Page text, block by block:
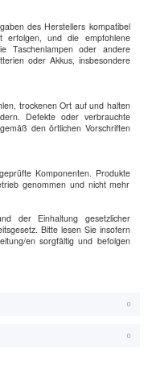
des Herstellers kompatibel
erfolgen, und die empfohlene
Taschenlampen oder andere
oder Akkus, insbesondere
trockenen Ort auf und halten
Defekte oder verbrauchte
den örtlichen Vorschriften
Komponenten. Produkte
genommen und nicht mehr
der Einhaltung gesetzlicher
Bitte lesen Sie insofern
en sorgfältig und befolgen